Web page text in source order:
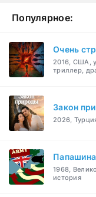
Популярное:
Очень
2016, США,
триллер,
Закон
2026,
1968,
история